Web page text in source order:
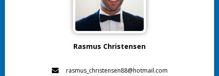
Rasmus Christensen
rasmus_christensen88@hotmail.com